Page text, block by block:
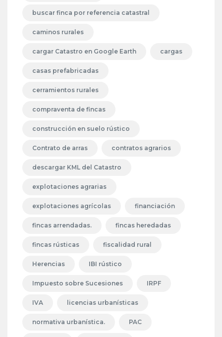
buscar finca por referencia catastral
caminos rurales
cargar Catastro en Google Earth cargas
casas prefabricadas
cerramientos rurales
compraventa de fincas
construcción en suelo rústico
Contrato de arras contratos agrarios
descargar KML del Catastro
explotaciones agrarias
explotaciones agrícolas financiación
fincas arrendadas. fincas heredadas
fincas rústicas fiscalidad rural
Herencias IBI rústico
Impuesto sobre Sucesiones IRPF
IVA licencias urbanísticas
normativa urbanística. PAC